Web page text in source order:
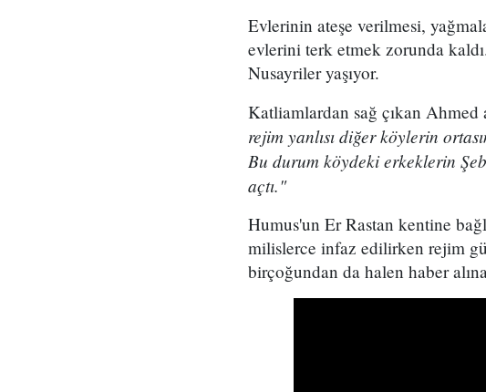
Evlerinin ateşe verilmesi,
evlerini terk etmek zorunda
Nusayriler yaşıyor.
Katliamlardan sağ çıkan Ahmed
rejim yanlısı diğer köylerin
Bu durum köydeki erkeklerin
açtı."
Humus'un Er Rastan kentine
milislerce infaz edilirken rejim
birçoğundan da halen haber